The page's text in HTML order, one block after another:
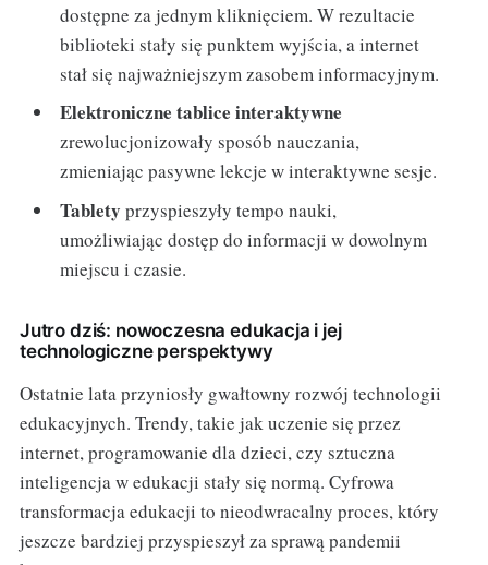
dostępne za jednym kliknięciem. W rezultacie
biblioteki stały się punktem wyjścia, a internet
stał się najważniejszym zasobem informacyjnym.
Elektroniczne tablice interaktywne
zrewolucjonizowały sposób nauczania,
zmieniając pasywne lekcje w interaktywne sesje.
Tablety przyspieszyły tempo nauki,
umożliwiając dostęp do informacji w dowolnym
miejscu i czasie.
Jutro dziś: nowoczesna edukacja i jej
technologiczne perspektywy
Ostatnie lata przyniosły gwałtowny rozwój technologii
edukacyjnych. Trendy, takie jak uczenie się przez
internet, programowanie dla dzieci, czy sztuczna
inteligencja w edukacji stały się normą. Cyfrowa
transformacja edukacji to nieodwracalny proces, który
jeszcze bardziej przyspieszył za sprawą pandemii